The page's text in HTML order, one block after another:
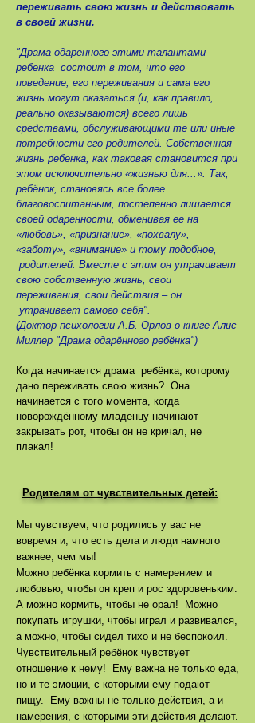
переживать свою жизнь и действовать
в своей жизни.
"Драма одаренного этими талантами
ребенка состоит в том, что его
поведение, его переживания и сама его
жизнь могут оказаться (и, как правило,
реально оказываются) всего лишь
средствами, обслуживающими те или иные
потребности его родителей. Собственная
жизнь ребенка, как таковая становится при
этом исключительно «жизнью для...». Так,
ребёнок, становясь все более
благовоспитанным, постепенно лишается
своей одаренности, обменивая ее на
«любовь», «признание», «похвалу»,
«заботу», «внимание» и тому подобное,
родителей. Вместе с этим он утрачивает
свою собственную жизнь, свои
переживания, свои действия – он
утрачивает самого себя".
(Доктор психологии А.Б. Орлов о книге Алис
Миллер "Драма одарённого ребёнка")
Когда начинается драма ребёнка, которому
дано переживать свою жизнь? Она
начинается с того момента, когда
новорождённому младенцу начинают
закрывать рот, чтобы он не кричал, не
плакал!
Родителям от чувствительных детей:
Мы чувствуем, что родились у вас не
вовремя и, что есть дела и люди намного
важнее, чем мы!
Можно ребёнка кормить с намерением и
любовью, чтобы он креп и рос здоровеньким.
А можно кормить, чтобы не орал! Можно
покупать игрушки, чтобы играл и развивался,
а можно, чтобы сидел тихо и не беспокоил.
Чувствительный ребёнок чувствует
отношение к нему! Ему важна не только еда,
но и те эмоции, с которыми ему подают
пищу. Ему важны не только действия, а и
намерения, с которыми эти действия делают.